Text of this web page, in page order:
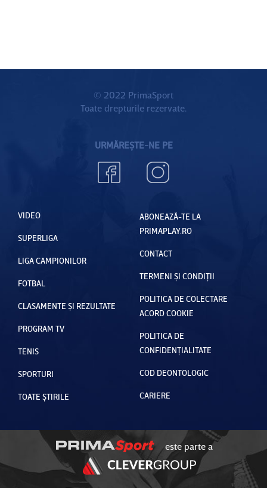
© 2022 PrimaSport
Toate drepturile rezervate.
URMĂREȘTE-NE PE
VIDEO
SUPERLIGA
LIGA CAMPIONILOR
FOTBAL
CLASAMENTE ȘI REZULTATE
PROGRAM TV
TENIS
SPORTURI
TOATE ȘTIRILE
ABONEAZĂ-TE LA
PRIMAPLAY.RO
CONTACT
TERMENI ȘI CONDIȚII
POLITICA DE COLECTARE
ACORD COOKIE
POLITICA DE
CONFIDENȚIALITATE
COD DEONTOLOGIC
CARIERE
este parte a